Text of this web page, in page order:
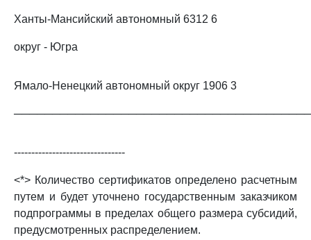
Ханты-Мансийский автономный 6312 6
округ - Югра
Ямало-Ненецкий автономный округ 1906 3
--------------------------------
<*> Количество сертификатов определено расчетным
путем и будет уточнено государственным заказчиком
подпрограммы в пределах общего размера субсидий,
предусмотренных распределением.